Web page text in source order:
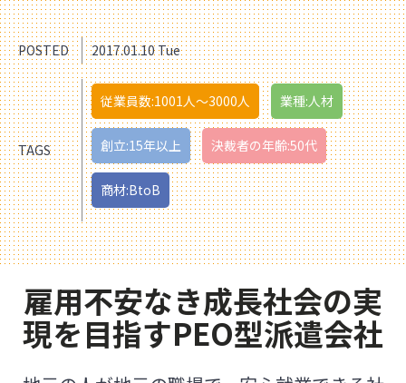
POSTED 2017.01.10 Tue
TAGS
従業員数:1001人〜3000人 業種:人材
創立:15年以上 決裁者の年齢:50代
商材:BtoB
雇用不安なき成長社会の実
現を目指すPEO型派遣会社